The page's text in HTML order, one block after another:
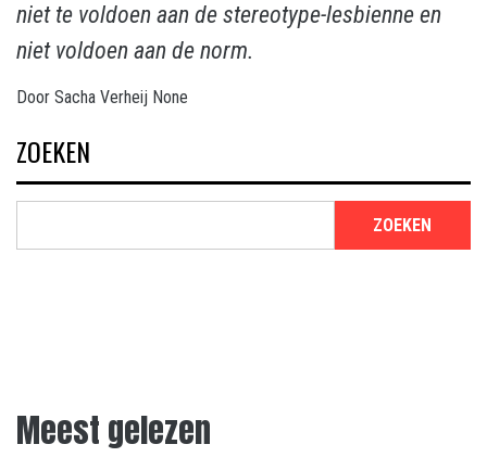
niet te voldoen aan de stereotype-lesbienne en
niet voldoen aan de norm.
Door Sacha Verheij None
ZOEKEN
ZOEKEN
Meest gelezen